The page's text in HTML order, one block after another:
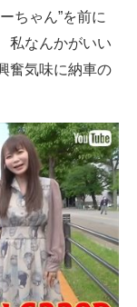
ちゃん”を前に
私なんかがいい
奮気味に納車の